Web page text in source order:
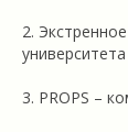
2.
университета
3. PROPS –